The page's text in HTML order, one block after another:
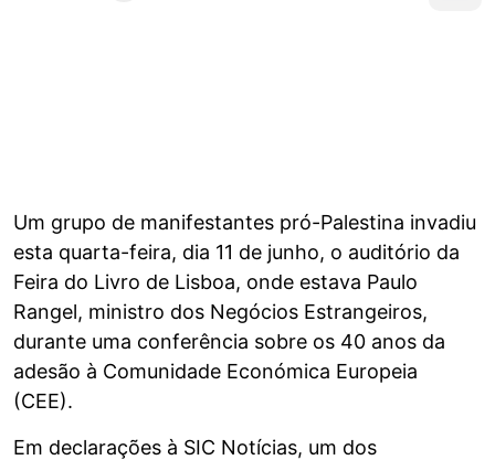
Um grupo de manifestantes pró-Palestina invadiu
esta quarta-feira, dia 11 de junho, o auditório da
Feira do Livro de Lisboa, onde estava Paulo
Rangel, ministro dos Negócios Estrangeiros,
durante uma conferência sobre os 40 anos da
adesão à Comunidade Económica Europeia
(CEE).
Em declarações à SIC Notícias, um dos